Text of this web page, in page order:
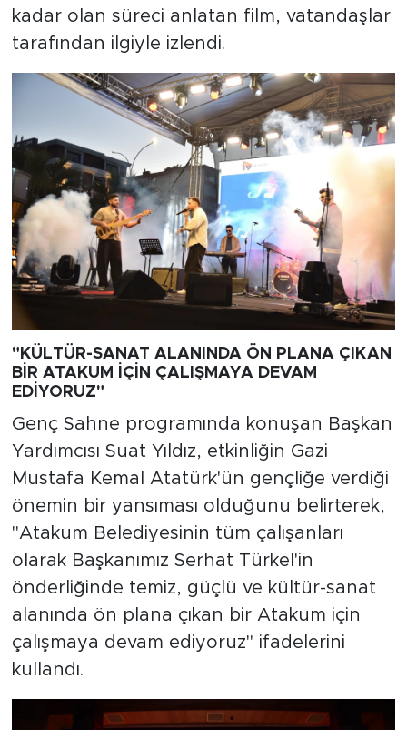
kadar olan süreci anlatan film, vatandaşlar
tarafından ilgiyle izlendi.
"KÜLTÜR-SANAT ALANINDA ÖN PLANA ÇIKAN
BİR ATAKUM İÇİN ÇALIŞMAYA DEVAM
EDİYORUZ"
Genç Sahne programında konuşan Başkan
Yardımcısı Suat Yıldız, etkinliğin Gazi
Mustafa Kemal Atatürk'ün gençliğe verdiği
önemin bir yansıması olduğunu belirterek,
"Atakum Belediyesinin tüm çalışanları
olarak Başkanımız Serhat Türkel'in
önderliğinde temiz, güçlü ve kültür-sanat
alanında ön plana çıkan bir Atakum için
çalışmaya devam ediyoruz" ifadelerini
kullandı.